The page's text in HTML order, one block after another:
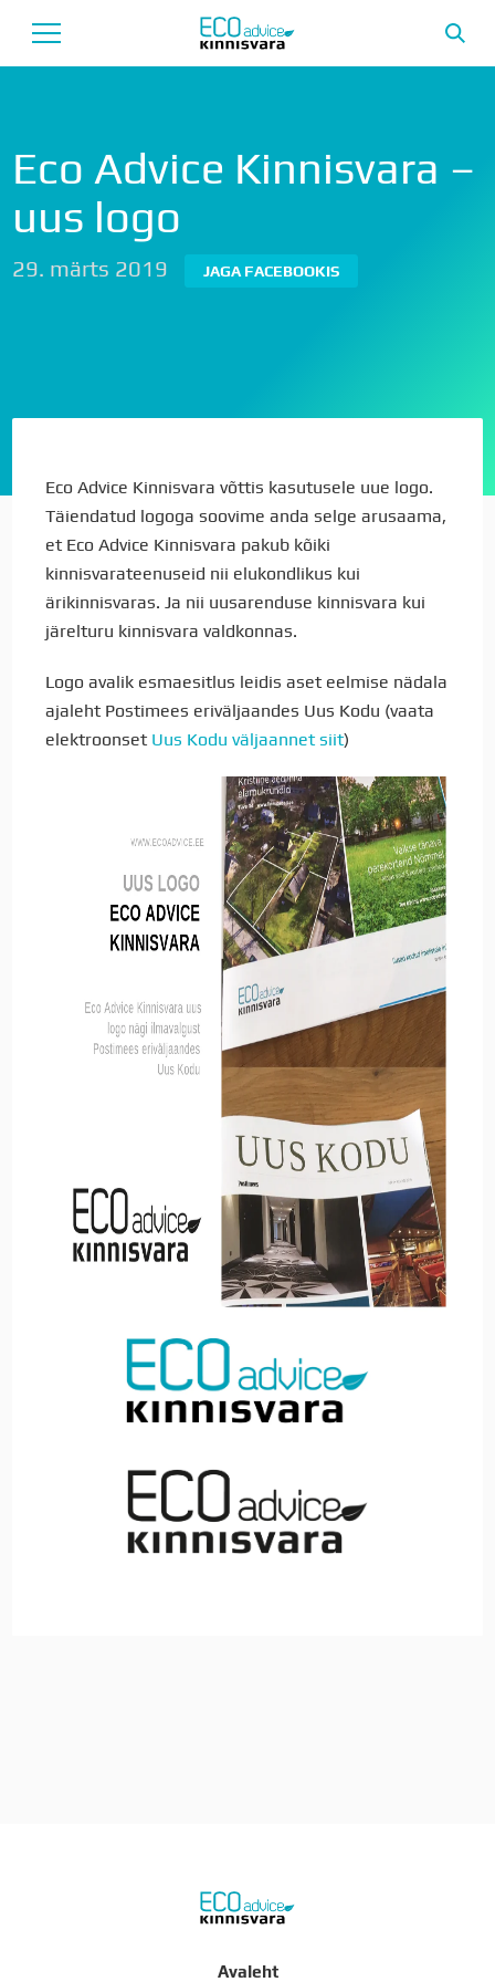
Uusarendused
Teenused
Eco Advice Kinnisvara –
uus logo
29. märts 2019 JAGA FACEBOOKIS
Eco Advice Kinnisvara võttis kasutusele uue logo.
Täiendatud logoga soovime anda selge arusaama,
et Eco Advice Kinnisvara pakub kõiki
kinnisvarateenuseid nii elukondlikus kui
ärikinnisvaras. Ja nii uusarenduse kinnisvara kui
järelturu kinnisvara valdkonnas.
Logo avalik esmaesitlus leidis aset eelmise nädala
ajaleht Postimees eriväljaandes Uus Kodu (vaata
elektroonset Uus Kodu väljaannet siit)
Avaleht